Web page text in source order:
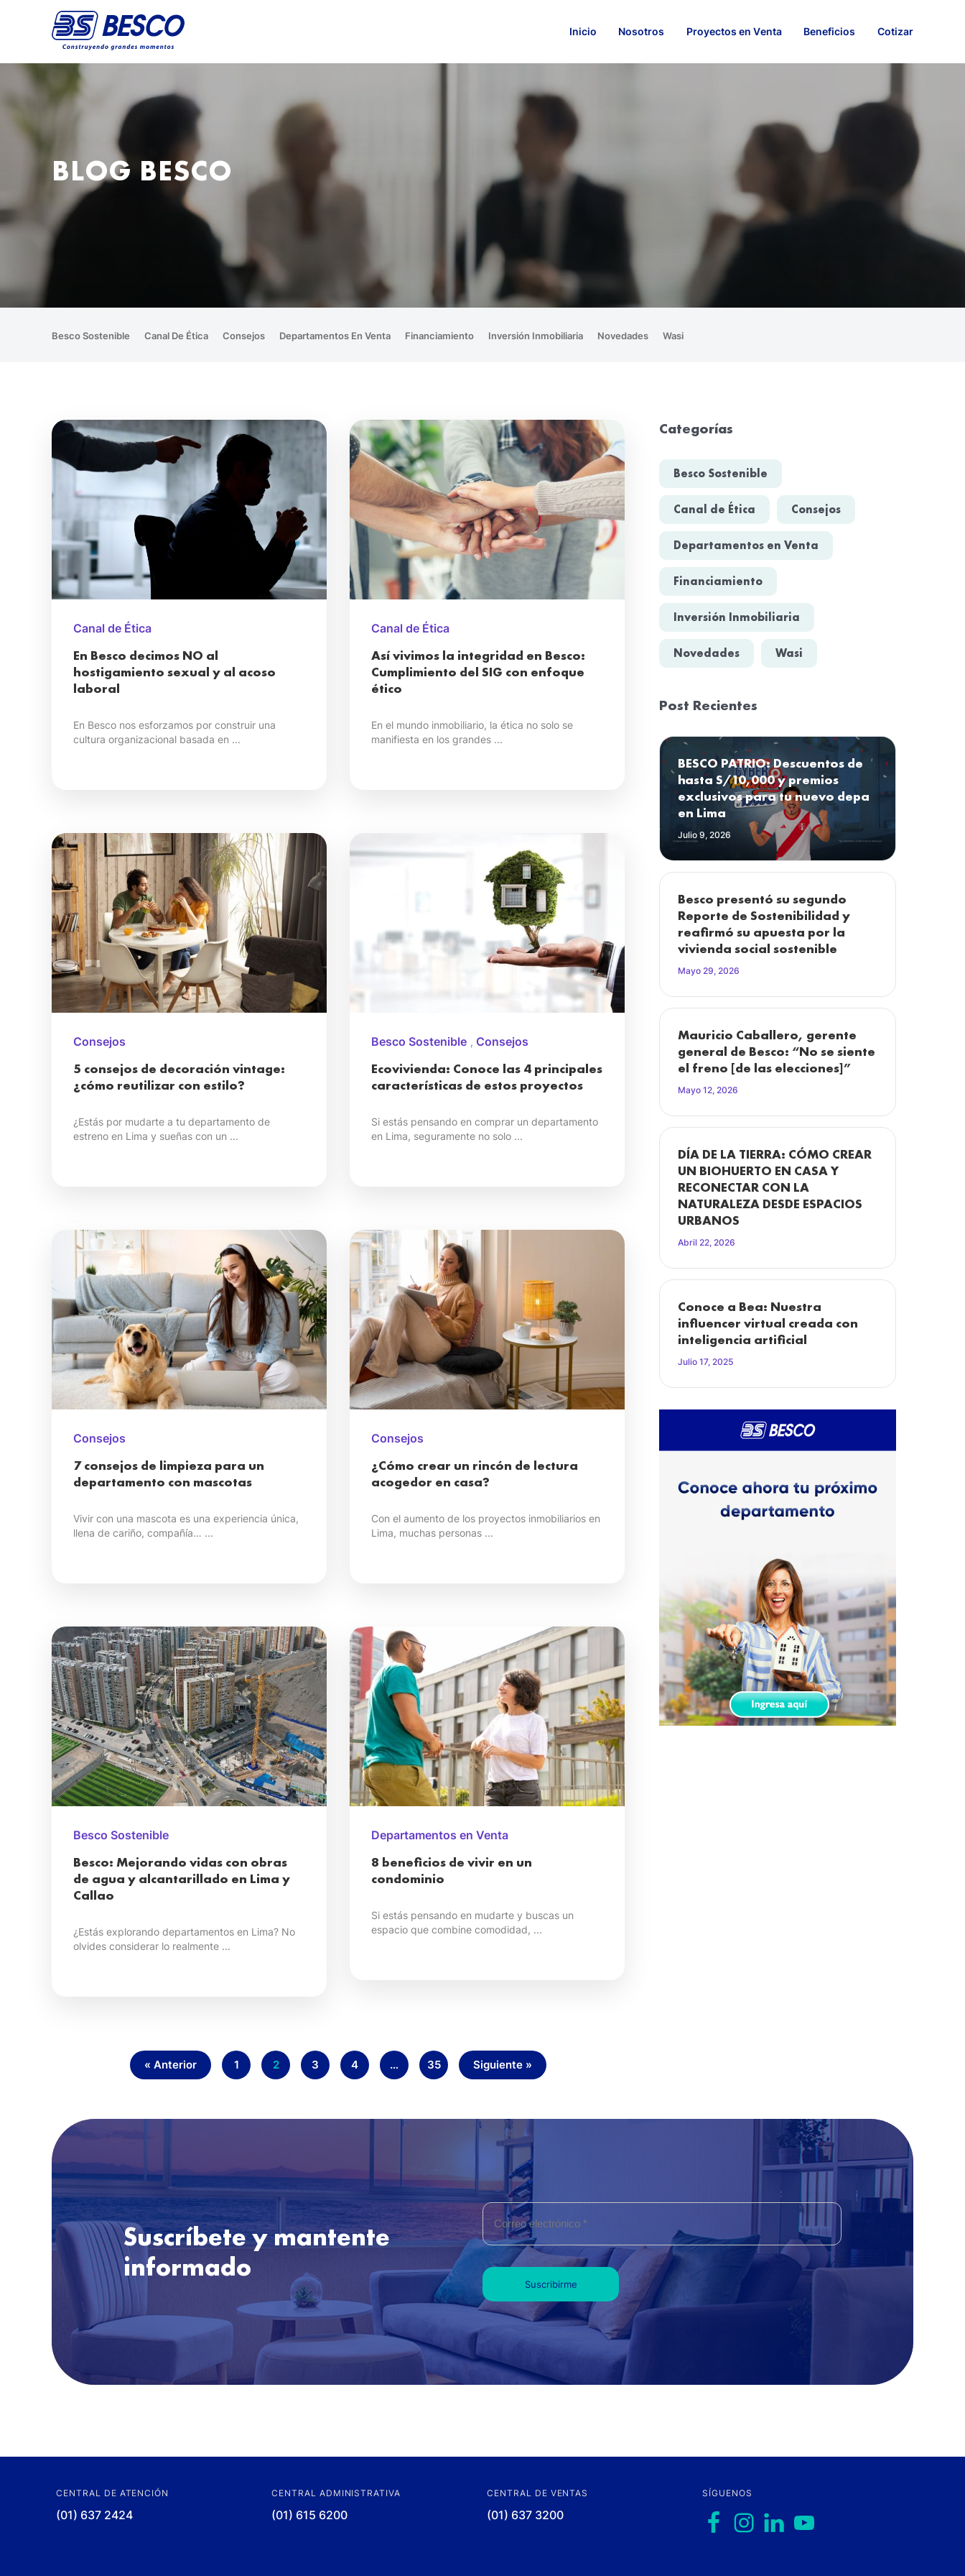
Inicio Nosotros Proyectos en Venta Beneficios Cotizar
BLOG BESCO
Besco Sostenible Canal De Ética Consejos Departamentos En Venta Financiamiento Inversión Inmobiliaria Novedades Wasi
Canal de Ética
En Besco decimos NO al
hostigamiento sexual y al acoso
laboral
En Besco nos esforzamos por construir una
cultura organizacional basada en ...
Canal de Ética
Así vivimos la integridad en Besco:
Cumplimiento del SIG con enfoque
ético
En el mundo inmobiliario, la ética no solo se
manifiesta en los grandes ...
Consejos
5 consejos de decoración vintage:
¿cómo reutilizar con estilo?
¿Estás por mudarte a tu departamento de
estreno en Lima y sueñas con un ...
Besco Sostenible , Consejos
Ecovivienda: Conoce las 4 principales
características de estos proyectos
Si estás pensando en comprar un departamento
en Lima, seguramente no solo ...
Consejos
7 consejos de limpieza para un
departamento con mascotas
Vivir con una mascota es una experiencia única,
llena de cariño, compañía… ...
Consejos
¿Cómo crear un rincón de lectura
acogedor en casa?
Con el aumento de los proyectos inmobiliarios en
Lima, muchas personas ...
Besco Sostenible
Besco: Mejorando vidas con obras
de agua y alcantarillado en Lima y
Callao
¿Estás explorando departamentos en Lima? No
olvides considerar lo realmente ...
Departamentos en Venta
8 beneficios de vivir en un
condominio
Si estás pensando en mudarte y buscas un
espacio que combine comodidad, ...
« Anterior 1 2 3 4 … 35 Siguiente »
Categorías
Besco Sostenible
Canal de Ética Consejos
Departamentos en Venta
Financiamiento
Inversión Inmobiliaria
Novedades Wasi
Post Recientes
BESCO PATRIO: Descuentos de
hasta S/10,000 y premios
exclusivos para tu nuevo depa
en Lima
Julio 9, 2026
Besco presentó su segundo
Reporte de Sostenibilidad y
reafirmó su apuesta por la
vivienda social sostenible
Mayo 29, 2026
Mauricio Caballero, gerente
general de Besco: “No se siente
el freno [de las elecciones]”
Mayo 12, 2026
DÍA DE LA TIERRA: CÓMO CREAR
UN BIOHUERTO EN CASA Y
RECONECTAR CON LA
NATURALEZA DESDE ESPACIOS
URBANOS
Abril 22, 2026
Conoce a Bea: Nuestra
influencer virtual creada con
inteligencia artificial
Julio 17, 2025
Suscríbete y mantente
informado
CENTRAL DE ATENCIÓN
(01) 637 2424
CENTRAL ADMINISTRATIVA
(01) 615 6200
CENTRAL DE VENTAS
(01) 637 3200
SÍGUENOS